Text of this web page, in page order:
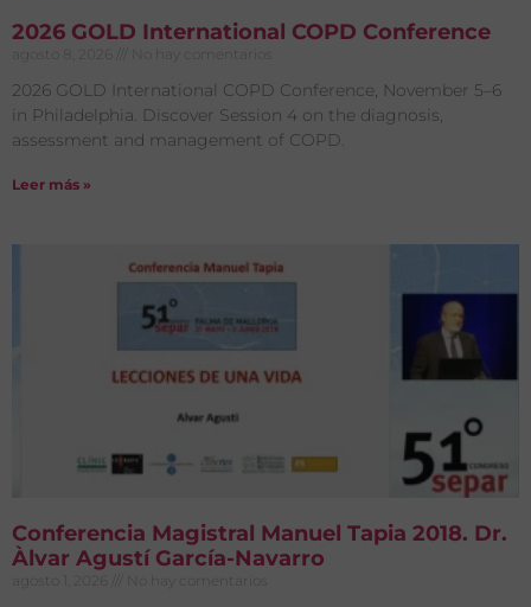
2026 GOLD International COPD Conference
agosto 8, 2026 No hay comentarios
2026 GOLD International COPD Conference, November 5–6
in Philadelphia. Discover Session 4 on the diagnosis,
assessment and management of COPD.
Leer más »
Conferencia Magistral Manuel Tapia 2018. Dr.
Àlvar Agustí García-Navarro
agosto 1, 2026 No hay comentarios